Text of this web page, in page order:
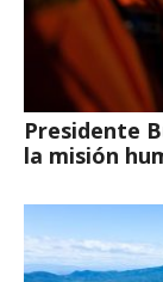
Presidente
la misión